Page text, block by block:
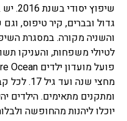
שיפוץ
גדול ובברים, קיר טיפוס,
והשניה מקורה. במסגרת
לטיולי משפחות, והעניקו
מחצי שנה
ומתקנים מתאימים. הילדים
יוכלו ליהנות מהחופשה